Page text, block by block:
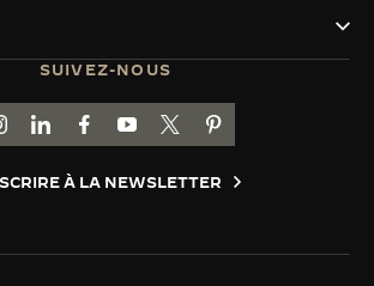
SUIVEZ-NOUS
À LA PAGE INSTAGRAM DE
ACCÉDER À LA PAGE LINKEDIN DE
ALLER SUR LA PAGE JAEGER-
ACCÉDER À LA PAGE
ALLER SUR LA PAGE
ALLER SUR LA
À LA NEWSLETTER